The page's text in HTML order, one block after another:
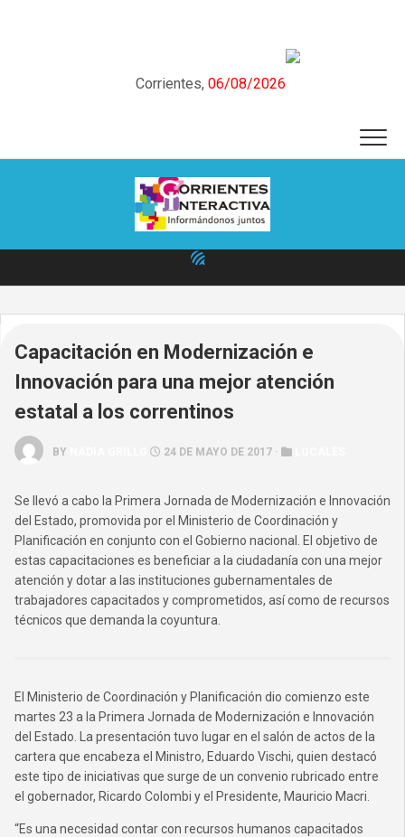
Corrientes, 06/08/2026
Capacitación en Modernización e
Innovación para una mejor atención
estatal a los correntinos
BY 24 DE MAYO DE 2017 ·
Se llevó a cabo la Primera Jornada de Modernización e Innovación
del Estado, promovida por el Ministerio de Coordinación y
Planificación en conjunto con el Gobierno nacional. El objetivo de
estas capacitaciones es beneficiar a la ciudadanía con una mejor
atención y dotar a las instituciones gubernamentales de
trabajadores capacitados y comprometidos, así como de recursos
técnicos que demanda la coyuntura.
El Ministerio de Coordinación y Planificación dio comienzo este
martes 23 a la Primera Jornada de Modernización e Innovación
del Estado. La presentación tuvo lugar en el salón de actos de la
cartera que encabeza el Ministro, Eduardo Vischi, quien destacó
este tipo de iniciativas que surge de un convenio rubricado entre
el gobernador, Ricardo Colombi y el Presidente, Mauricio Macri.
“Es una necesidad contar con recursos humanos capacitados